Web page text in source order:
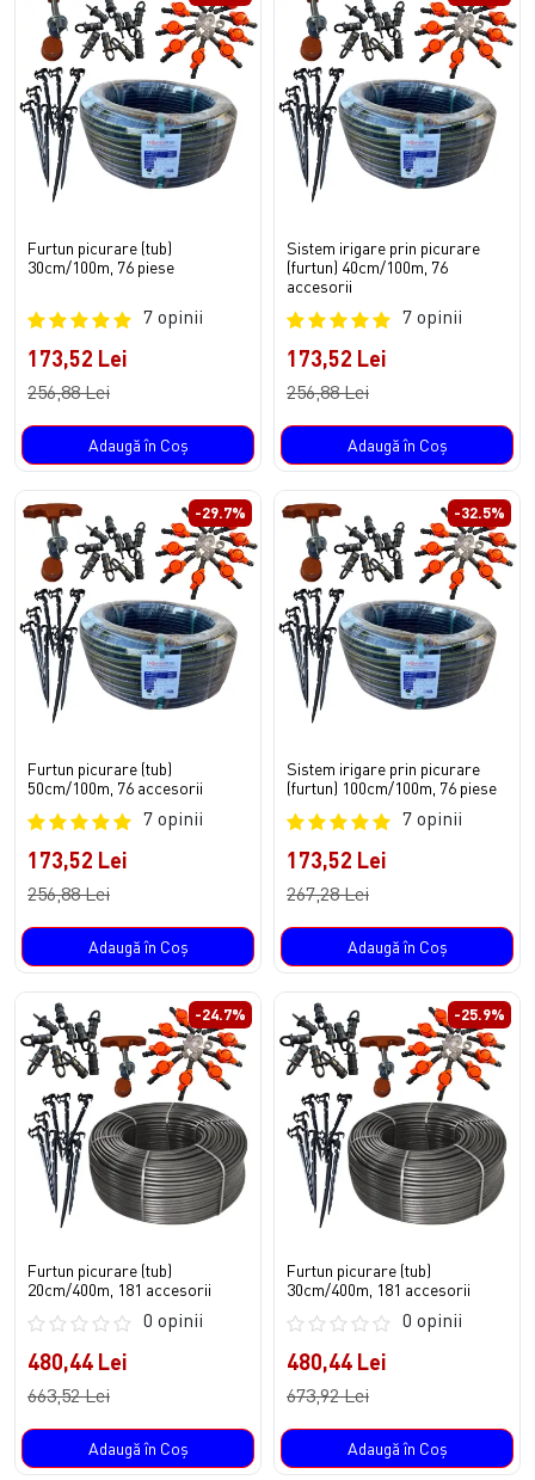
Furtun picurare (tub)
30cm/100m, 76 piese
7 opinii
173,52 Lei
256,88 Lei
Adaugă în Coş
Sistem irigare prin picurare
(furtun) 40cm/100m, 76
accesorii
7 opinii
173,52 Lei
256,88 Lei
Adaugă în Coş
-29.7%
Furtun picurare (tub)
50cm/100m, 76 accesorii
7 opinii
173,52 Lei
256,88 Lei
Adaugă în Coş
-32.5%
Sistem irigare prin picurare
(furtun) 100cm/100m, 76 piese
7 opinii
173,52 Lei
267,28 Lei
Adaugă în Coş
-24.7%
Furtun picurare (tub)
20cm/400m, 181 accesorii
0 opinii
480,44 Lei
663,52 Lei
Adaugă în Coş
-25.9%
Furtun picurare (tub)
30cm/400m, 181 accesorii
0 opinii
480,44 Lei
673,92 Lei
Adaugă în Coş